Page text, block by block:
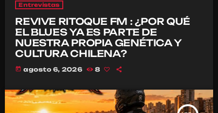
Entrevistas
REVIVE RITOQUE FM : ¿POR QUÉ
EL BLUES YA ES PARTE DE
NUESTRA PROPIA GENÉTICA Y
CULTURA CHILENA?
today agosto 6, 2026 8